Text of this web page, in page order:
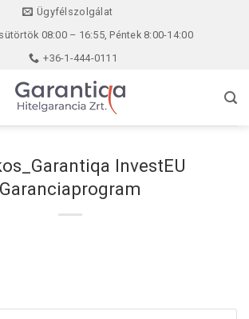
Ügyfélszolgálat
08:00 – 16:55, Péntek 8:00-14:00
+36-1-444-0111
InvestEU
Garanciaprogram